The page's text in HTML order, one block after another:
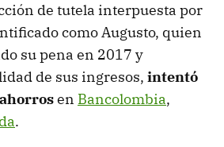
de tutela interpuesta por
como Augusto, quien
su pena en 2017 y
de sus ingresos, intentó
en Bancolombia,
.